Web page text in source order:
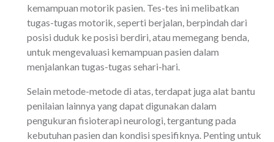
kemampuan motorik pasien. Tes-tes ini melibatkan
tugas-tugas motorik, seperti berjalan, berpindah dari
posisi duduk ke posisi berdiri, atau memegang benda,
untuk mengevaluasi kemampuan pasien dalam
menjalankan tugas-tugas sehari-hari.
Selain metode-metode di atas, terdapat juga alat bantu
penilaian lainnya yang dapat digunakan dalam
pengukuran fisioterapi neurologi, tergantung pada
kebutuhan pasien dan kondisi spesifiknya. Penting untuk